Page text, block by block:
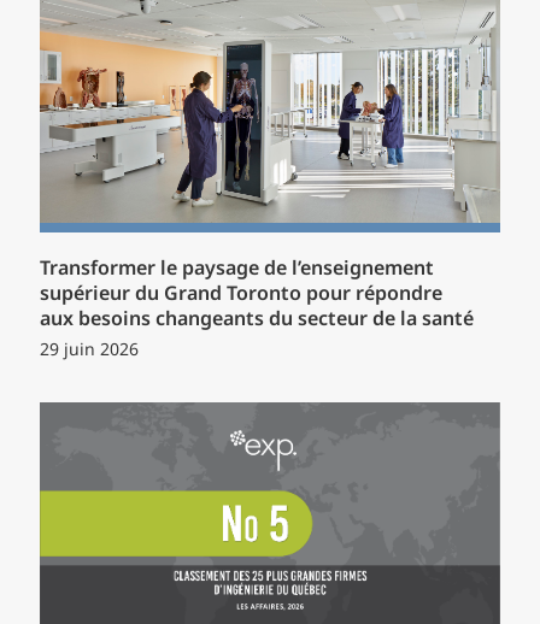
Transformer le paysage de l’enseignement
supérieur du Grand Toronto pour répondre
aux besoins changeants du secteur de la santé
29 juin 2026